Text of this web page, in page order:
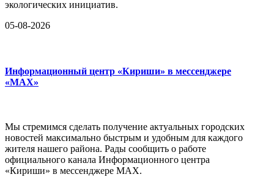
экологических инициатив.
05-08-2026
Информационный центр «Кириши» в мессенджере
«MAX»
Мы стремимся сделать получение актуальных городских
новостей максимально быстрым и удобным для каждого
жителя нашего района. Рады сообщить о работе
официального канала Информационного центра
«Кириши» в мессенджере MAX.